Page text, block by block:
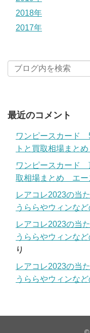
2018年
2017年
最近のコメント
ワンピースカード
トと買取相場まと
ワンピースカード
取相場まとめ エー
レアコレ2023の当
うららやウィンな
レアコレ2023の当
うららやウィンな
り
レアコレ2023の当
うららやウィンな